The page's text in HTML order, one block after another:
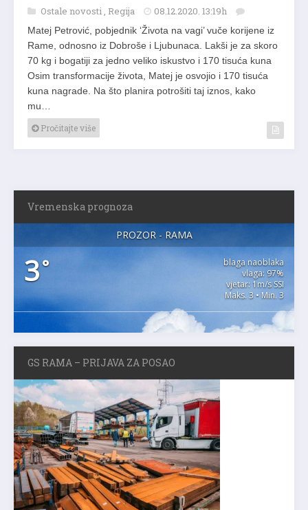
Ostale novosti , Regija 08.12.2020. 13:19h
Matej Petrović, pobjednik ‘Života na vagi’ vuče korijene iz
Rame, odnosno iz Dobroše i Ljubunaca. Lakši je za skoro
70 kg i bogatiji za jedno veliko iskustvo i 170 tisuća kuna
Osim transformacije života, Matej je osvojio i 170 tisuća
kuna nagrade. Na što planira potrošiti taj iznos, kako
mu…
Pročitajte više
Vremenska prognoza
PROZOR - RAMA
3°
blaga naoblaka
vlaga: 97%
vjetar: 1m/s SSI
Maks. 3 • Min. 3
GS RAMA – PRIJAVA ZA POSAO